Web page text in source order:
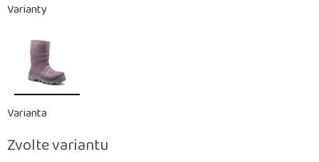
Zvolte variantu
Varianty
Varianta